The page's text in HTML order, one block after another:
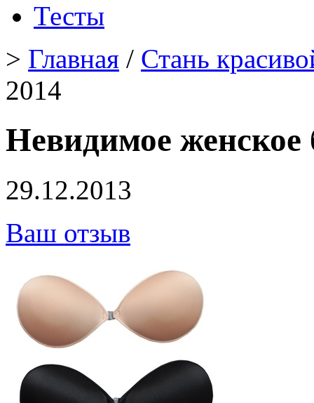
Тесты
> Главная / Стань
2014
Невидимое женское
29.12.2013
Ваш отзыв